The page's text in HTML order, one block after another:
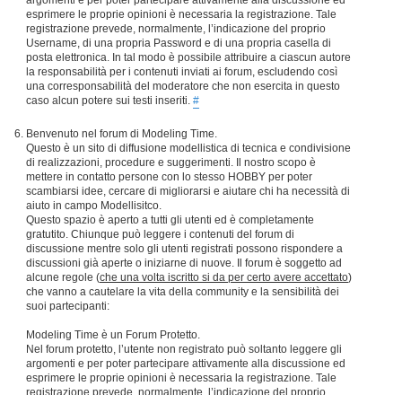
esprimere le proprie opinioni è necessaria la registrazione. Tale
registrazione prevede, normalmente, l’indicazione del proprio
Username, di una propria Password e di una propria casella di
posta elettronica. In tal modo è possibile attribuire a ciascun autore
la responsabilità per i contenuti inviati ai forum, escludendo così
una corresponsabilità del moderatore che non esercita in questo
caso alcun potere sui testi inseriti. #
Benvenuto nel forum di Modeling Time.
Questo è un sito di diffusione modellistica di tecnica e condivisione
di realizzazioni, procedure e suggerimenti. Il nostro scopo è
mettere in contatto persone con lo stesso HOBBY per poter
scambiarsi idee, cercare di migliorarsi e aiutare chi ha necessità di
aiuto in campo Modellisitco.
Questo spazio è aperto a tutti gli utenti ed è completamente
gratutito. Chiunque può leggere i contenuti del forum di
discussione mentre solo gli utenti registrati possono rispondere a
discussioni già aperte o iniziarne di nuove. Il forum è soggetto ad
alcune regole (che una volta iscritto si da per certo avere accettato)
che vanno a cautelare la vita della community e la sensibilità dei
suoi partecipanti:
Modeling Time è un Forum Protetto.
Nel forum protetto, l’utente non registrato può soltanto leggere gli
argomenti e per poter partecipare attivamente alla discussione ed
esprimere le proprie opinioni è necessaria la registrazione. Tale
registrazione prevede, normalmente, l’indicazione del proprio